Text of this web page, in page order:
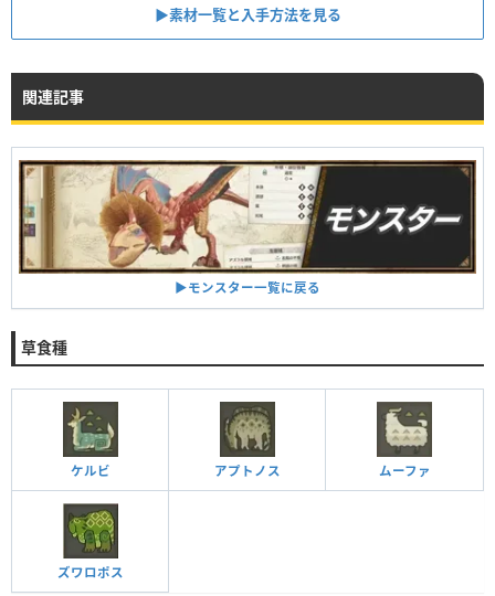
▶︎素材一覧と入手方法を見る
関連記事
▶︎モンスター一覧に戻る
草食種
ケルビ アプトノス ムーファ
ズワロポス